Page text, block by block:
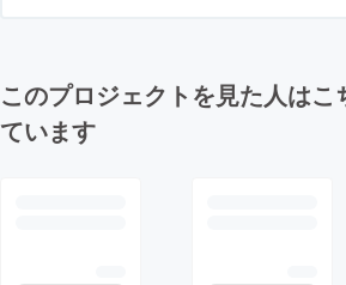
このプロジェクトを見た人はこ
ています